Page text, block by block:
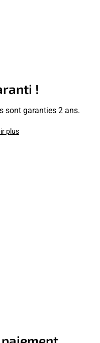
!
sont garanties 2 ans.
plus